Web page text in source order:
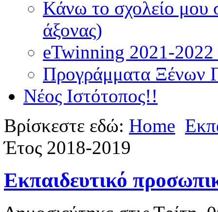
Κάνω το σχολείο μου
άξονας)
eTwinning 2021-
Προγράμματα Ξένων
Νέος Ιστότοπος!!
Βρίσκεστε εδώ: Home
Έτος 2018-2019
Εκπαιδευτικό